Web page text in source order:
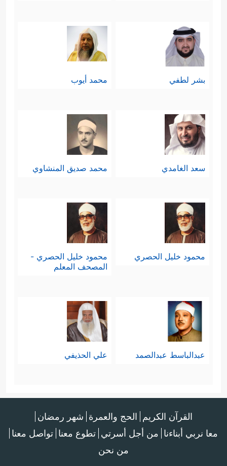
بشر لطفي محمد أيوب
سعد الغامدي محمد صديق المنشاوي
محمود خليل الحصري
محمود خليل الحصري -
المصحف المعلم
عبدالباسط عبدالصمد علي الحذيفي
القرآن الكريم الحج والعمرة شهر رمضان
معا نربي أبناءنا من أجل أسرتي تطوع معنا تواصل معنا
من نحن